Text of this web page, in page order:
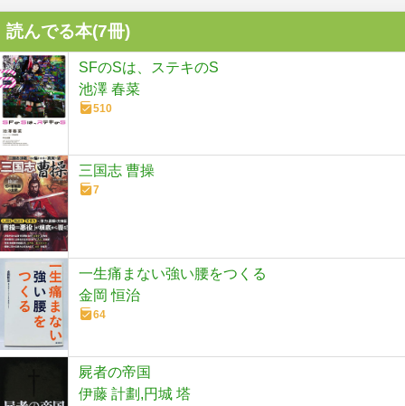
読んでる本(7冊)
SFのSは、ステキのS
池澤 春菜
510
三国志 曹操
7
一生痛まない強い腰をつくる
金岡 恒治
64
屍者の帝国
伊藤 計劃,円城 塔